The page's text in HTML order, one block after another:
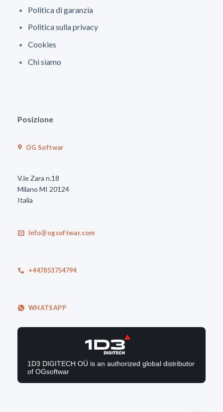
Politica di garanzia
Politica sulla privacy
Cookies
Chi siamo
Posizione
OG Softwar
V.le Zara n.18
Milano MI 20124
Italia
Info@ogsoftwar.com
+447853754794
WHATSAPP
1D3 DIGITECH OÜ is an authorized global distributor
of OGsoftwar